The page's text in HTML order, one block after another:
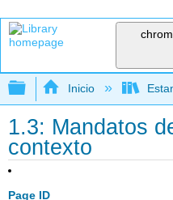
Expandir/
Inicio
1.3: Mandatos
contexto
Page ID